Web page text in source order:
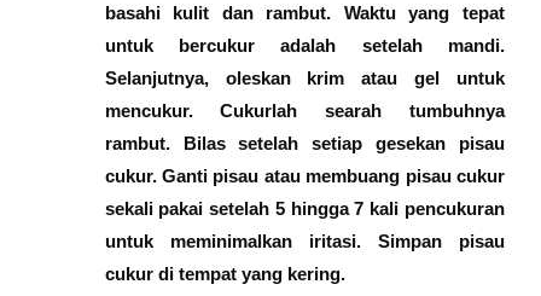
basahi kulit dan rambut. Waktu yang tepat
untuk bercukur adalah setelah mandi.
Selanjutnya, oleskan krim atau gel untuk
mencukur. Cukurlah searah tumbuhnya
rambut. Bilas setelah setiap gesekan pisau
cukur. Ganti pisau atau membuang pisau cukur
sekali pakai setelah 5 hingga 7 kali pencukuran
untuk meminimalkan iritasi. Simpan pisau
cukur di tempat yang kering.